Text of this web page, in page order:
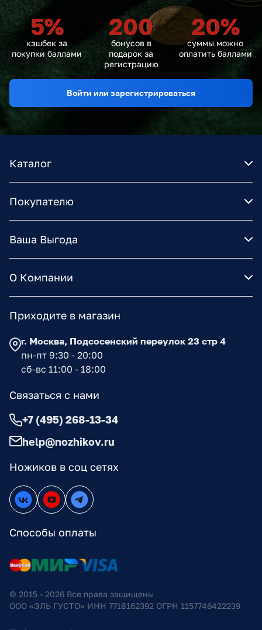
5%
кэшбек за
покупки баллами
200
бонусов в
подарок за
регистрацию
20%
суммы можно
оплатить баллами
Войти или зарегистрироваться
Каталог
Покупателю
Ваша Выгода
О Компании
Ножиков в соц сетях
Способы оплаты
Приходите в магазин
г. Москва, Подсосенский переулок 23 стр 4
пн-пт 9:30 - 20:00
сб-вс 11:00 - 18:00
Связаться с нами
+7 (495) 268-13-34
help@nozhikov.ru
© 2015 - 2026 Все права защищены
ООО «ЭЛЬ ГУСТО» ИНН 7718162392 ОГРН 1157746422239